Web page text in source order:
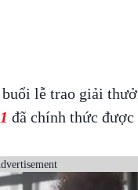
lễ trao giải
đã chính thức